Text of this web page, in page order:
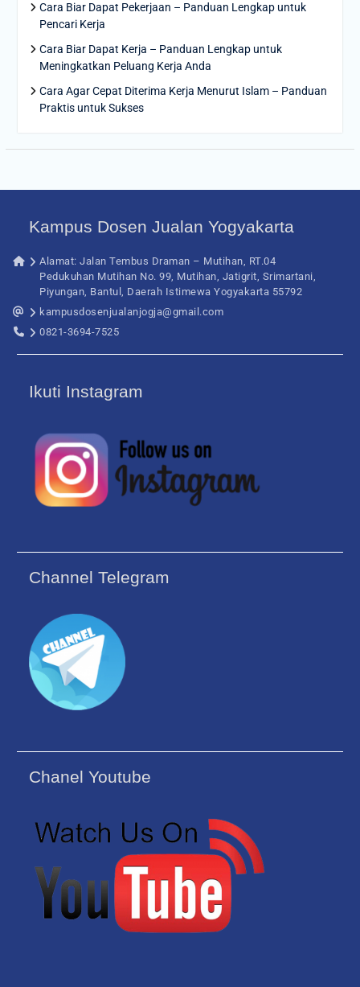
Cara Biar Dapat Pekerjaan – Panduan Lengkap untuk
Pencari Kerja
Cara Biar Dapat Kerja – Panduan Lengkap untuk
Meningkatkan Peluang Kerja Anda
Cara Agar Cepat Diterima Kerja Menurut Islam – Panduan
Praktis untuk Sukses
Kampus Dosen Jualan Yogyakarta
Alamat: Jalan Tembus Draman – Mutihan, RT.04
Pedukuhan Mutihan No. 99, Mutihan, Jatigrit, Srimartani,
Piyungan, Bantul, Daerah Istimewa Yogyakarta 55792
kampusdosenjualanjogja@gmail.com
0821-3694-7525
Ikuti Instagram
Channel Telegram
Chanel Youtube